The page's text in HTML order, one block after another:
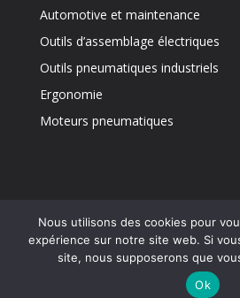
Automotive et maintenance
Outils d’assemblage électriques
Outils pneumatiques industriels
Ergonomie
Moteurs pneumatiques
© 2024 IRMAT |www.irmat.fr|
Nous utilisons des cookies pour
expérience sur notre site web. Si
site, nous supposerons que
Ok